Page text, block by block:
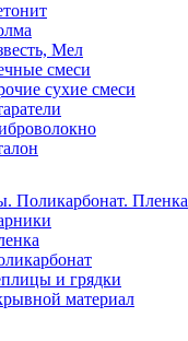
Мел
смеси
сухие смеси
Поликарбонат. Пленка
и грядки
материал